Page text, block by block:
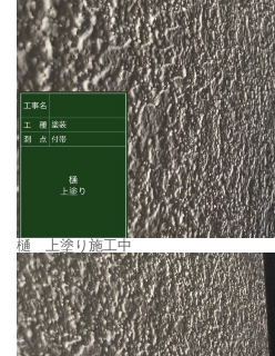
樋 上塗り施工中